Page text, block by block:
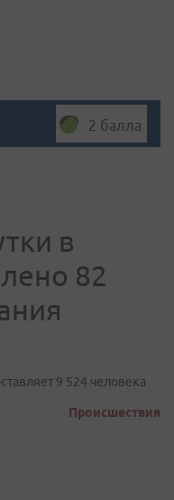
2 балла
в
82
9 524 человека
Происшествия